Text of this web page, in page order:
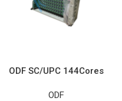
ODF SC/UPC 144Cores
ODF